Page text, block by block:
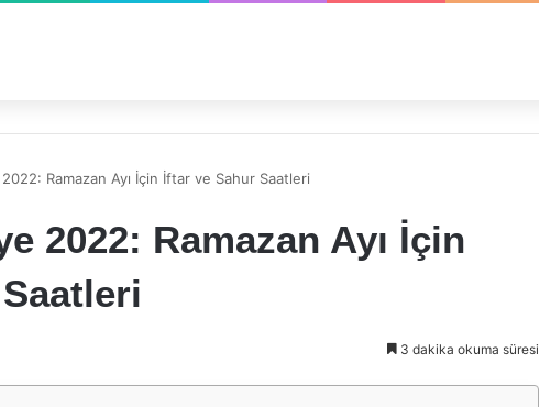
Ramazan Ayı İçin İftar ve Sahur Saatleri
2022: Ramazan Ayı İçin
3 dakika okuma süresi